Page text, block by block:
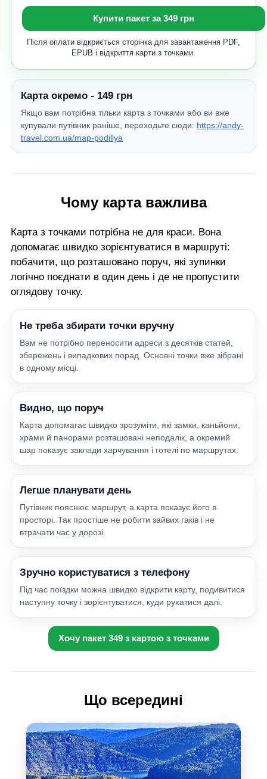
Купити пакет за 349 грн
Після оплати відкриється сторінка для завантаження PDF,
EPUB і відкриття карти з точками.
Карта окремо - 149 грн
Якщо вам потрібна тільки карта з точками або ви вже
купували путівник раніше, переходьте сюди: https://andy-
travel.com.ua/map-podillya
Чому карта важлива
Карта з точками потрібна не для краси. Вона
допомагає швидко зорієнтуватися в маршруті:
побачити, що розташовано поруч, які зупинки
логічно поєднати в один день і де не пропустити
оглядову точку.
Не треба збирати точки вручну
Вам не потрібно переносити адреси з десятків статей,
збережень і випадкових порад. Основні точки вже зібрані
в одному місці.
Видно, що поруч
Карта допомагає швидко зрозуміти, які замки, каньйони,
храми й панорами розташовані неподалік, а окремий
шар показує заклади харчування і готелі по маршрутах.
Легше планувати день
Путівник пояснює маршрут, а карта показує його в
просторі. Так простіше не робити зайвих гаків і не
втрачати час у дорозі.
Зручно користуватися з телефону
Під час поїздки можна швидко відкрити карту, подивитися
наступну точку і зорієнтуватися, куди рухатися далі.
Хочу пакет 349 з картою з точками
Що всередині